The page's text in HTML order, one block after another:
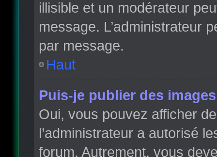
illisible et un modérateur
message. L’administrateur
par message.
Haut
Puis-je publier des
Oui, vous pouvez afficher
l’administrateur a autorisé
forum. Autrement, vous